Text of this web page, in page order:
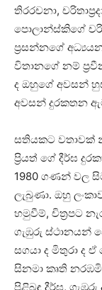
තිරරචනා,
පොලාන්ස්කිගේ
ප්‍රසන්නගේ
විතානගේ නම්
ද ඔහුගේ අවසන්
අවසන් දුරකතන
සතියකට වතාවක්
ප්‍රියත් ගේ දීර්ඝ
1980 ගණන් වල
ලැබුණා. ඔහු
හමුවීම්, චිත්‍රපට
ගැඹුරු ස්ථානයන්
සගයා ද මිතුරා ද
සිනමා කෘති
පිළිබඳ දීර්ඝ,